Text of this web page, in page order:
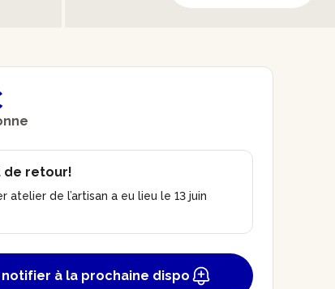
de retour!
atelier de l’artisan a eu lieu le 13 juin
notifier à la prochaine dispo